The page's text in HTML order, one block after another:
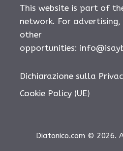
This website is part of
network. For advertising,
other
opportunities:
Dichiarazione sulla
Cookie Policy (UE)
Diatonico.com © 2026.